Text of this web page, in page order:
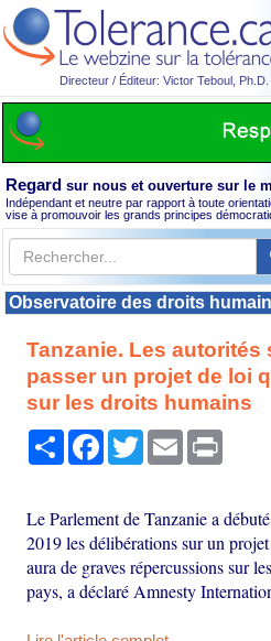
Directeur / Éditeur: Victor Teboul, Ph.D.
Regard sur nous et ouverture sur le
Indépendant et neutre par rapport à toute
vise à promouvoir les grands principes
Observatoire des droits
Tanzanie. Les autorités
passer un projet de loi
sur les droits humains
PartagerFacebook
TwitterEmail
Le Parlement de Tanzanie a
2019 les délibérations sur un
aura de graves répercussions sur
pays, a déclaré Amnesty